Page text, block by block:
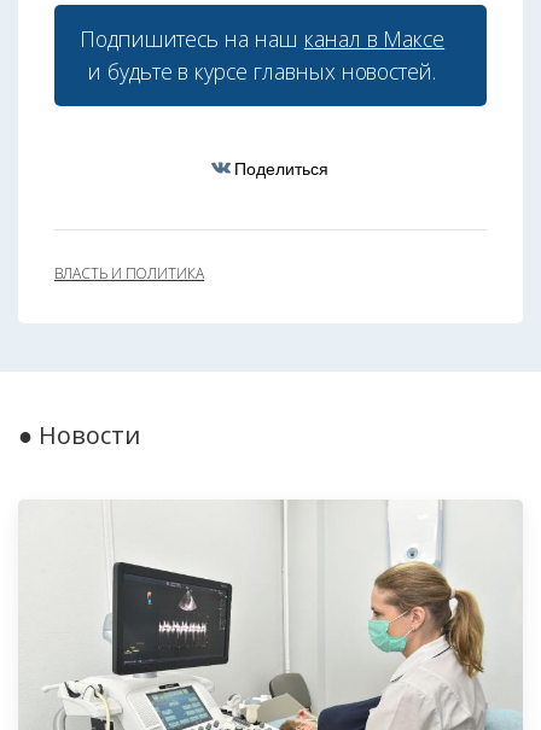
Подпишитесь на наш канал в Максе
и будьте в курсе главных новостей.
Поделиться
ВЛАСТЬ И ПОЛИТИКА
● Новости